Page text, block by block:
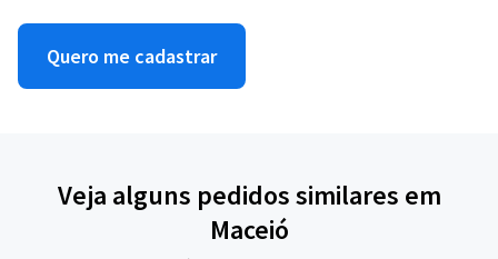
Quero me cadastrar
Veja alguns pedidos similares em
Maceió